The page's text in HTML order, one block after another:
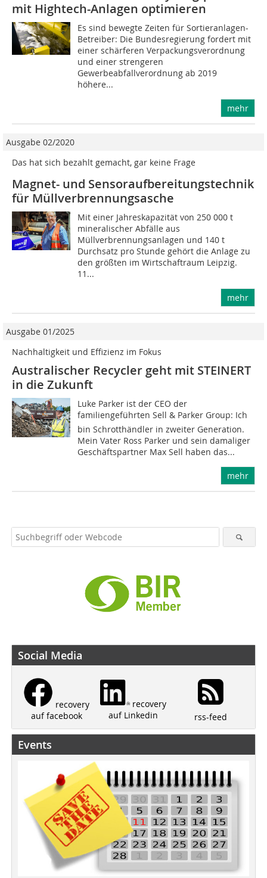
mit Hightech-Anlagen optimieren
Es sind bewegte Zeiten für Sortieranlagen-
Betreiber: Die Bundesregierung fordert mit
einer schärferen Verpackungsverordnung
und einer strengeren
Gewerbeabfallverordnung ab 2019
höhere...
mehr
Ausgabe 02/2020
Das hat sich bezahlt gemacht, gar keine Frage
Magnet- und Sensoraufbereitungstechnik
für Müllverbrennungsasche
Mit einer Jahreskapazität von 250 000 t
mineralischer Abfälle aus
Müllverbrennungsanlagen und 140 t
Durchsatz pro Stunde gehört die Anlage zu
den größten im Wirtschaftraum Leipzig.
11...
mehr
Ausgabe 01/2025
Nachhaltigkeit und Effizienz im Fokus
Australischer Recycler geht mit STEINERT
in die Zukunft
Luke Parker ist der CEO der
familiengeführten Sell & Parker Group: Ich
bin Schrotthändler in zweiter Generation.
Mein Vater Ross Parker und sein damaliger
Geschäftspartner Max Sell haben das...
mehr
Social Media
recovery
auf facebook
recovery
auf Linkedin
rss-feed
Events